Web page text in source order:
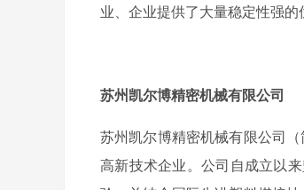
业、企业提供了大量稳定性强的
苏州凯尔博精密机械有限公司
苏州凯尔博精密机械有限公司
高新技术企业。公司自成立以